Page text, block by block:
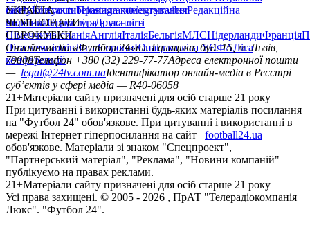
сайтуКонтактиПравила коментуванняРедакційна
політикаСтруктура власності
facebookxyoutubeinstagramtelegramviber
УКРАЇНА
УкраїнаПерша лігаДруга ліга
ЧЕМПІОНАТИ
НімеччинаІспаніяАнгліяІталіяБельгіяМЛСНідерландиФранція
ЄВРОКУБКИ
Ліга чемпіонівЛіга ЄвропиЮнацька ліга УЄФАЛіга
конференцій
Онлайн-медіа «Футбол 24»пл. Галицька, буд. 15, м. Львів,
79008Телефон +380 (32) 229-77-77Адреса електронної пошти
— legal@24tv.com.uaІдентифікатор онлайн-медіа в Реєстрі
суб’єктів у сфері медіа — R40-06058
21+Матеріали сайту призначені для осіб старше 21 року
При цитуванні і використанні будь-яких матеріалів посилання
на "Футбол 24" обов'язкове. При цитуванні і використанні в
мережі Інтернет гіперпосилання на сайт
football24.ua
обов'язкове. Матеріали зі знаком "Спецпроект",
"Партнерський матеріал", "Реклама", "Новини компаній"
публікуємо на правах реклами.
21+Матеріали сайту призначені для осіб старше 21 року
Усi права захищенi. © 2005 - 2026 , ПрАТ "Телерадіокомпанія
Люкс". "Футбол 24".